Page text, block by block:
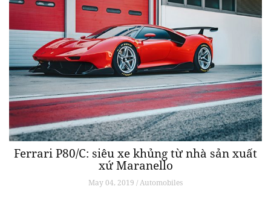
Ferrari P80/C: siêu xe khủng từ ​​nhà sản xuất
xứ Maranello
May 04, 2019 / Automobiles